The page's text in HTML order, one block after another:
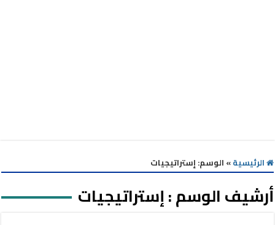
الرئيسية» الوسم: إستراتيجيات
أرشيف الوسم :إستراتيجيات